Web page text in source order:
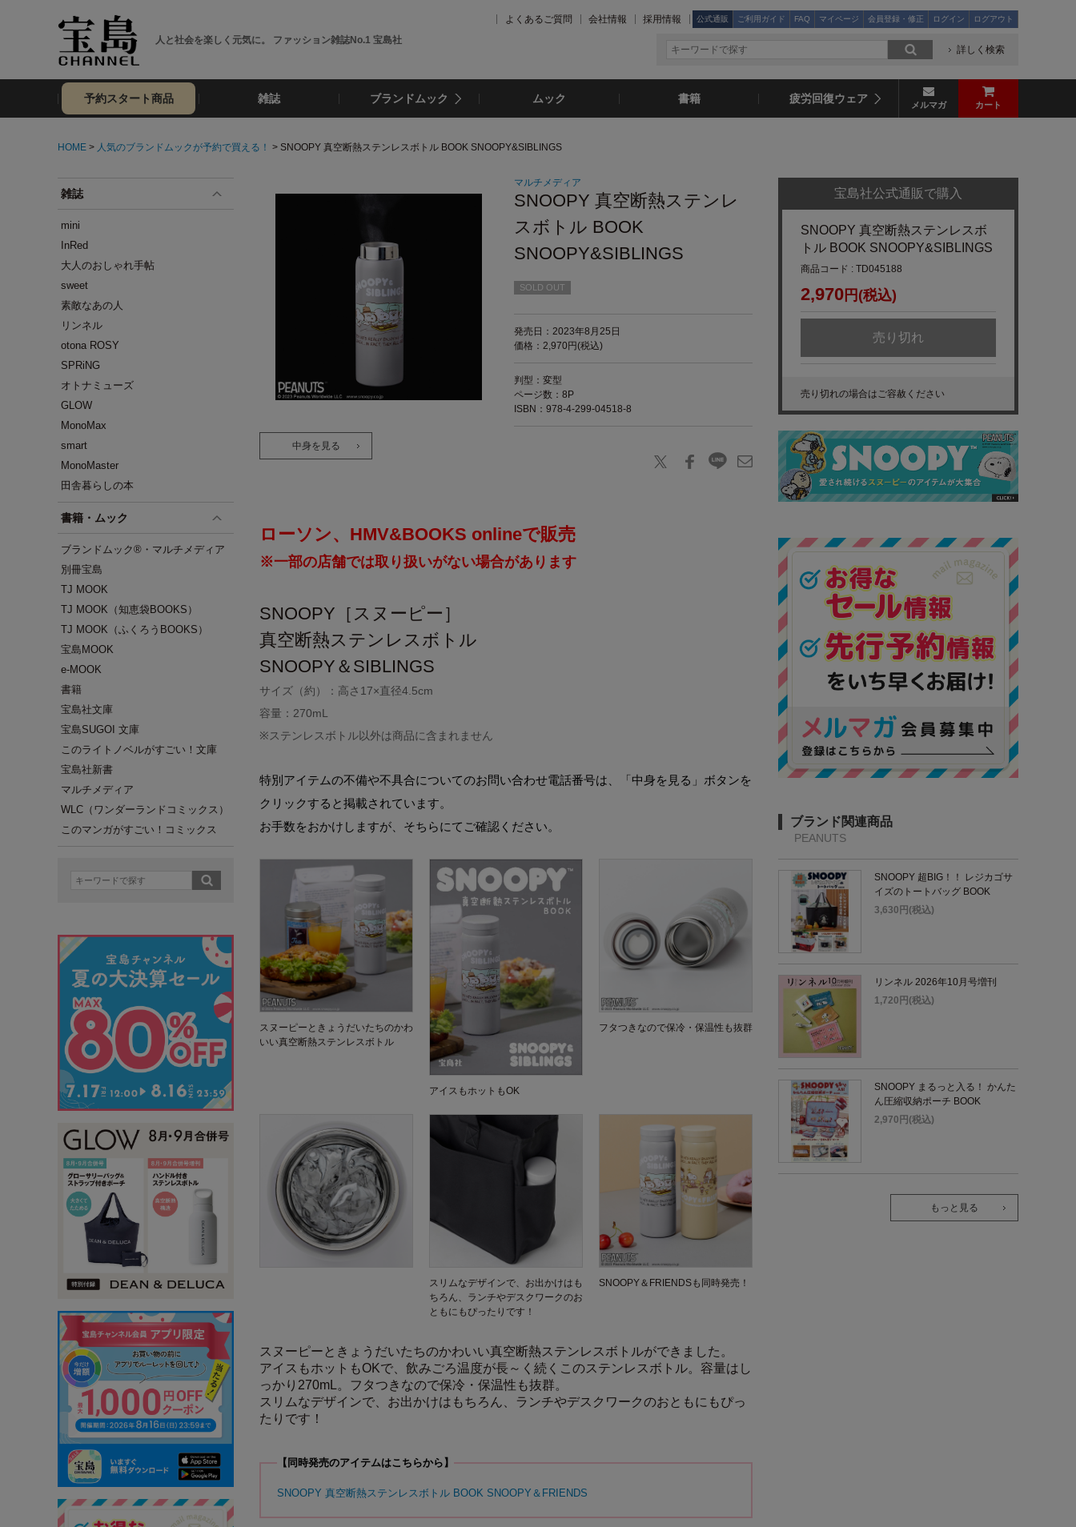
人と社会を楽しく元気に。 ファッション雑誌No.1 宝島社
よくあるご質問 会社情報 採用情報 公式通販 ご利用ガイド FAQ マイページ 会員登録・修正 ログイン ログアウト
詳しく検索
予約スタート商品 雑誌 ブランドムック ムック 書籍 疲労回復ウェア メルマガ カート
HOME > 人気のブランドムックが予約で買える！ > SNOOPY 真空断熱ステンレスボトル BOOK SNOOPY&SIBLINGS
雑誌
mini
InRed
大人のおしゃれ手帖
sweet
素敵なあの人
リンネル
otona ROSY
SPRiNG
オトナミューズ
GLOW
MonoMax
smart
MonoMaster
田舎暮らしの本
書籍・ムック
ブランドムック®・マルチメディア
別冊宝島
TJ MOOK
TJ MOOK（知恵袋BOOKS）
TJ MOOK（ふくろうBOOKS）
宝島MOOK
e-MOOK
書籍
宝島社文庫
宝島SUGOI 文庫
このライトノベルがすごい！文庫
宝島社新書
マルチメディア
WLC（ワンダーランドコミックス）
このマンガがすごい！コミックス
中身を見る
マルチメディア
SNOOPY 真空断熱ステンレ
スボトル BOOK
SNOOPY&SIBLINGS
SOLD OUT
発売日：2023年8月25日
価格：2,970円(税込)
判型：変型
ページ数：8P
ISBN：978-4-299-04518-8
ローソン、HMV&BOOKS onlineで販売
※一部の店舗では取り扱いがない場合があります
SNOOPY［スヌーピー］
真空断熱ステンレスボトル
SNOOPY＆SIBLINGS
サイズ（約）：高さ17×直径4.5cm
容量：270mL
※ステンレスボトル以外は商品に含まれません
特別アイテムの不備や不具合についてのお問い合わせ電話番号は、「中身を見る」ボタンを
クリックすると掲載されています。
お手数をおかけしますが、そちらにてご確認ください。
スヌーピーときょうだいたちのかわ
いい真空断熱ステンレスボトル
アイスもホットもOK
フタつきなので保冷・保温性も抜群
スリムなデザインで、お出かけはも
ちろん、ランチやデスクワークのお
ともにもぴったりです！
SNOOPY＆FRIENDSも同時発売！
スヌーピーときょうだいたちのかわいい真空断熱ステンレスボトルができました。
アイスもホットもOKで、飲みごろ温度が長～く続くこのステンレスボトル。容量はし
っかり270mL。フタつきなので保冷・保温性も抜群。
スリムなデザインで、お出かけはもちろん、ランチやデスクワークのおともにもぴっ
たりです！
【同時発売のアイテムはこちらから】
SNOOPY 真空断熱ステンレスボトル BOOK SNOOPY＆FRIENDS
宝島社公式通販で購入
SNOOPY 真空断熱ステンレスボ
トル BOOK SNOOPY&SIBLINGS
商品コード : TD045188
2,970 円(税込)
売り切れ
売り切れの場合はご容赦ください
ブランド関連商品
PEANUTS
SNOOPY 超BIG！！ レジカゴサ
イズのトートバッグ BOOK
3,630円(税込)
リンネル 2026年10月号増刊
1,720円(税込)
SNOOPY まるっと入る！ かんた
ん圧縮収納ポーチ BOOK
2,970円(税込)
もっと見る